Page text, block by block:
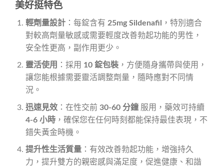
美好挺特色
輕劑量設計：每錠含有 25mg Sildenafil ，特別適合
對較高劑量敏感或需要輕度改善勃起功能的男性，
安全性更高，副作用更少。
靈活使用 ：採用 10 錠包裝，方便隨身攜帶與使用，
讓您能根據需要靈活調整劑量，隨時應對不同情
況。
迅速見效：在性交前 30-60 分鐘服用，藥效可持續
4-6 小時，確保您在任何時刻都能保持最佳表現，不
錯失黃金時機。
提升性生活質量：有效改善勃起功能，增強持久
力，提升雙方的親密感與滿足度，促進健康、和諧